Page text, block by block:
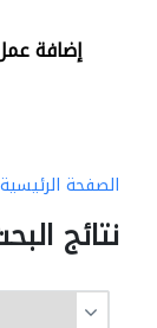
إضافة
الصفحة الرئيسية
نتائج